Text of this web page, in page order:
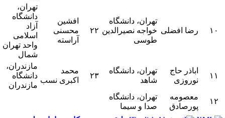
۱۰ رضا افضلی
تهران، دانشگاه
خواجه نصیرالدین
طوسی
۲۲
افشین
محسنی
آراسته
تهران،
دانشگاه
آزاد
اسلامی
واحد تهران
شمال
۱۱
اباذر حاج
نوروزی
تهران، دانشگاه
شاهد
۲۳
محمد
اکبری نسب
مازندران،
دانشگاه
مازندران
۱۲
معصومه
پورصادق
تهران، دانشگاه
صدا و سیما